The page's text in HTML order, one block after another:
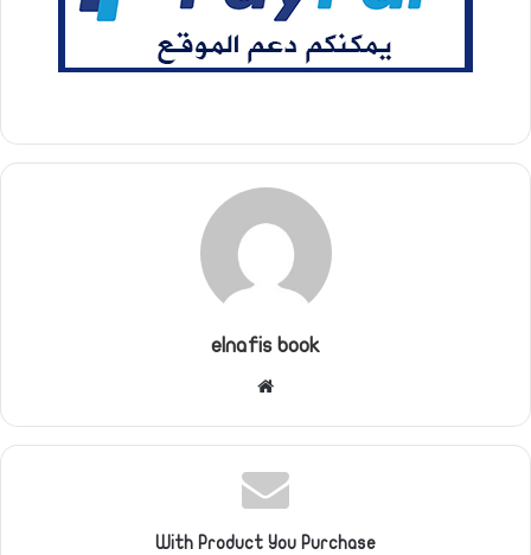
elnafis book
With Product You Purchase